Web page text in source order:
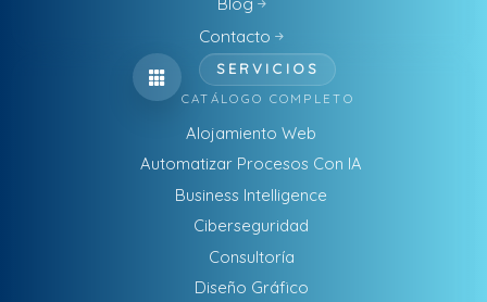
Contacto
SERVICIOS
CATÁLOGO COMPLETO
Alojamiento Web
Automatizar Procesos Con IA
Business Intelligence
Ciberseguridad
Consultoría
Diseño Gráfico